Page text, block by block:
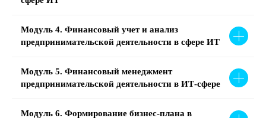
Модуль 4. Финансовый учет и анализ
предпринимательской деятельности в сфере ИТ
Модуль 5. Финансовый менеджмент
предпринимательской деятельности в ИТ-сфере
Модуль 6. Формирование бизнес-плана в